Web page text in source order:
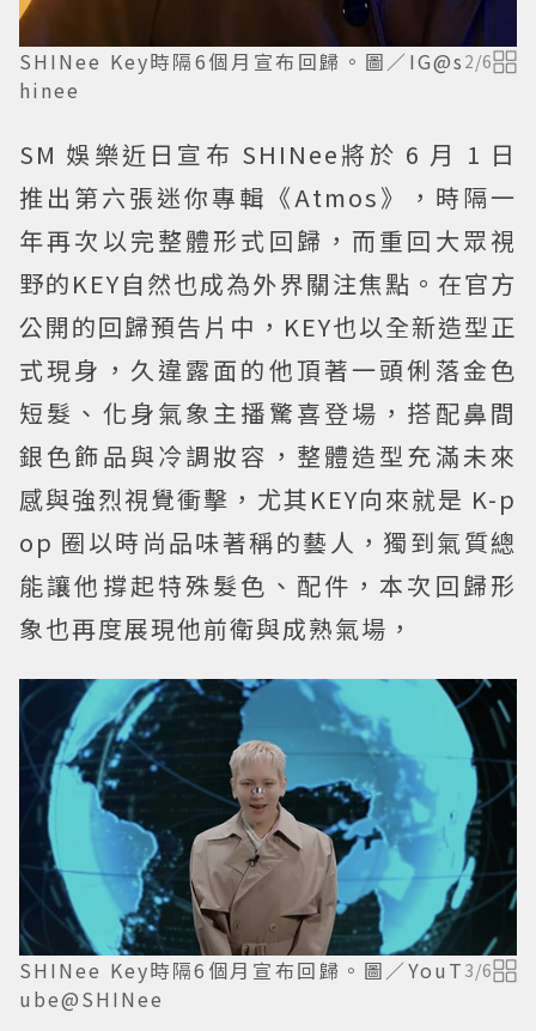
SHINee Key時隔6個月宣布回歸。圖／IG@s
hinee
2/6
SM 娛樂近日宣布 SHINee將於 6 月 1 日
推出第六張迷你專輯《Atmos》，時隔一
年再次以完整體形式回歸，而重回大眾視
野的KEY自然也成為外界關注焦點。在官方
公開的回歸預告片中，KEY也以全新造型正
式現身，久違露面的他頂著一頭俐落金色
短髮、化身氣象主播驚喜登場，搭配鼻間
銀色飾品與冷調妝容，整體造型充滿未來
感與強烈視覺衝擊，尤其KEY向來就是 K-p
op 圈以時尚品味著稱的藝人，獨到氣質總
能讓他撐起特殊髮色、配件，本次回歸形
象也再度展現他前衛與成熟氣場，
SHINee Key時隔6個月宣布回歸。圖／YouT
ube@SHINee
3/6